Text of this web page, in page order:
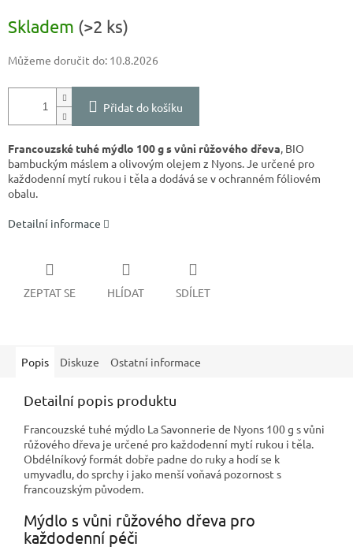
Skladem (>2 ks)
Můžeme doručit do: 10.8.2026
Přidat do košíku
Francouzské tuhé mýdlo 100 g s vůni růžového dřeva, BIO
bambuckým máslem a olivovým olejem z Nyons. Je určené pro
každodenní mytí rukou i těla a dodává se v ochranném fóliovém
obalu.
Detailní informace
ZEPTAT SE HLÍDAT SDÍLET
Popis Diskuze Ostatní informace
Detailní popis produktu
Francouzské tuhé mýdlo La Savonnerie de Nyons 100 g s vůni
růžového dřeva je určené pro každodenní mytí rukou i těla.
Obdélníkový formát dobře padne do ruky a hodí se k
umyvadlu, do sprchy i jako menší voňavá pozornost s
francouzským původem.
Mýdlo s vůni růžového dřeva pro
každodenní péči